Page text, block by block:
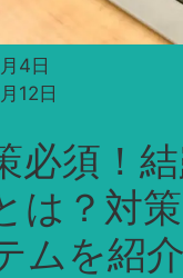
4日
12日
必須！
は？対
ムを紹介